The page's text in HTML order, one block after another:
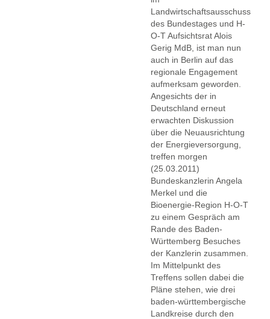
Landwirtschaftsausschuss
des Bundestages und H-
O-T Aufsichtsrat Alois
Gerig MdB, ist man nun
auch in Berlin auf das
regionale Engagement
aufmerksam geworden.
Angesichts der in
Deutschland erneut
erwachten Diskussion
über die Neuausrichtung
der Energieversorgung,
treffen morgen
(25.03.2011)
Bundeskanzlerin Angela
Merkel und die
Bioenergie-Region H-O-T
zu einem Gespräch am
Rande des Baden-
Württemberg Besuches
der Kanzlerin zusammen.
Im Mittelpunkt des
Treffens sollen dabei die
Pläne stehen, wie drei
baden-württembergische
Landkreise durch den